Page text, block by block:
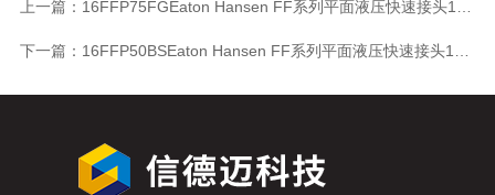
上一篇： 16FFP75FGEaton Hansen FF系列平面液压快速接头16FFP75FG
下一篇： 16FFP50BSEaton Hansen FF系列平面液压快速接头16FFP50BS